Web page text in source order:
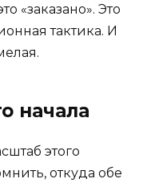
«заказано». Это
тактика. И
начала
этого
откуда обе